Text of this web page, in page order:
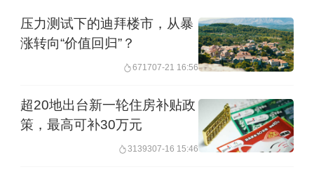
六年九个月，并处罚金人民币一百万
元。判决已生效。
此外，浦东检察院另起诉某地产公司内
部腐败系列案关联受贿人员8人，行贿人
员15人，行贿企业11家，相关案件已陆
压力测试下的迪拜楼市，从暴
涨转向“价值回归”？
671707-21 16:56
超20地出台新一轮住房补贴政
策，最高可补30万元
3139307-16 15:46